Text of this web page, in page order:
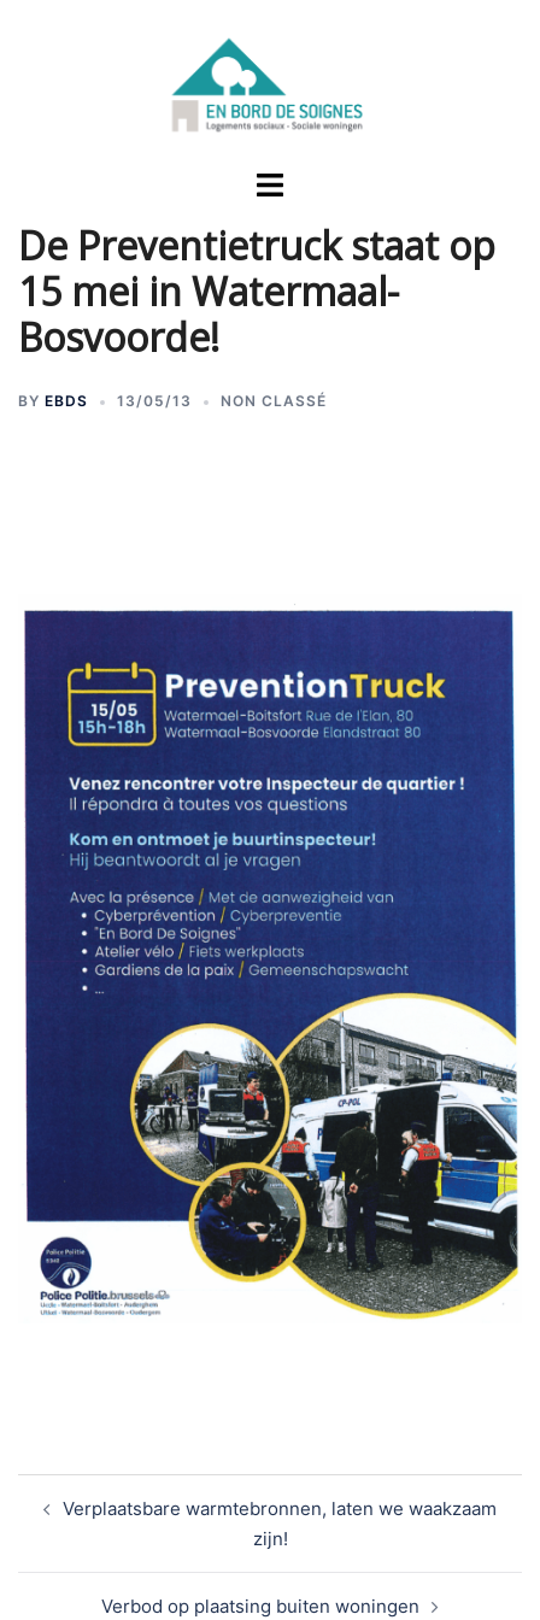
De Preventietruck staat op
15 mei in Watermaal-
Bosvoorde!
BY EBDS 13/05/13 NON CLASSÉ
Verplaatsbare warmtebronnen, laten we waakzaam
zijn!
Verbod op plaatsing buiten woningen